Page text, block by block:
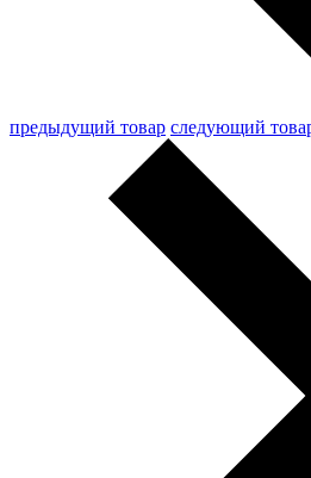
предыдущий товар следующий